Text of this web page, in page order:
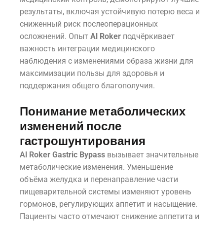
результаты, включая устойчивую потерю веса и
сниженный риск послеоперационных
осложнений. Опыт Al Roker подчёркивает
важность интеграции медицинского
наблюдения с изменениями образа жизни для
максимизации пользы для здоровья и
поддержания общего благополучия.
Понимание метаболических
изменений после
гастрошунтирования
Al Roker Gastric Bypass вызывает значительные
метаболические изменения. Уменьшение
объёма желудка и перенаправление части
пищеварительной системы изменяют уровень
гормонов, регулирующих аппетит и насыщение.
Пациенты часто отмечают снижение аппетита и